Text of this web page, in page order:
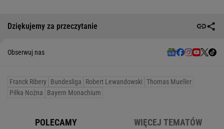
Dziękujemy za przeczytanie
Obserwuj nas
Franck Ribery Bundesliga Robert Lewandowski Thomas Mueller
Piłka Nożna
Bayern Monachium
POLECAMY WIĘCEJ TEMATÓW